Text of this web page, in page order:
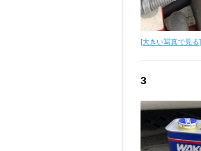
[大きい写真で見る]
3